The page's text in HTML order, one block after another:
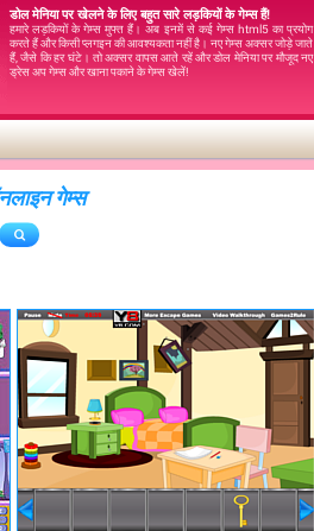
डोल मेनिया पर खेलने के लिए बहुत सारे लड़कियों के गेम्स हैं!
हमारे लड़कियों के गेम्स मुफ्त हैं। अब इनमें से कई गेम्स html5 का प्रयोग
करते हैं और किसी प्लगइन की आवश्यकता नहीं है। नए गेम्स अक्सर जोड़े जाते
हैं, जैसे कि हर घंटे। तो अक्सर वापस आते रहें और डोल मेनिया पर मौजूद नए
ड्रेस अप गेम्स और खाना पकाने के गेम्स खेलें!
गेम्स